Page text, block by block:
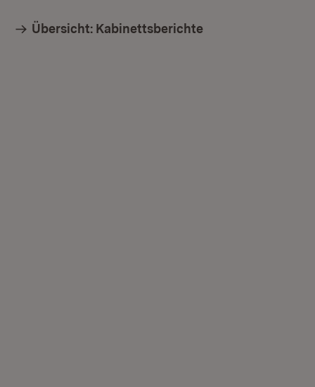
Übersicht: Kabinettsberichte